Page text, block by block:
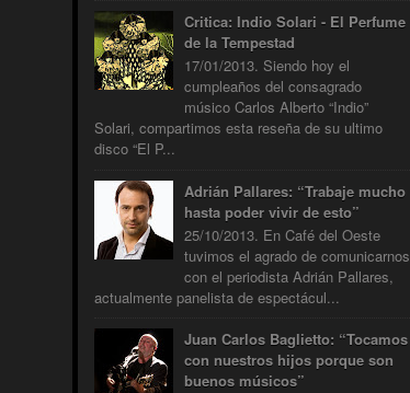
Critica: Indio Solari - El Perfume
de la Tempestad
17/01/2013. Siendo hoy el
cumpleaños del consagrado
músico Carlos Alberto “Indio”
Solari, compartimos esta reseña de su ultimo
disco “El P...
Adrián Pallares: “Trabaje mucho
hasta poder vivir de esto”
25/10/2013. En Café del Oeste
tuvimos el agrado de comunicarnos
con el periodista Adrián Pallares,
actualmente panelista de espectácul...
Juan Carlos Baglietto: “Tocamos
con nuestros hijos porque son
buenos músicos”